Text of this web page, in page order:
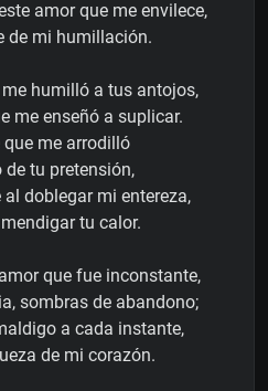
amor que me envilece,
de mi humillación.
humilló a tus antojos,
me enseñó a suplicar.
me arrodilló
de tu pretensión,
doblegar mi entereza,
tu calor.
que fue inconstante,
sombras de abandono;
a cada instante,
de mi corazón.